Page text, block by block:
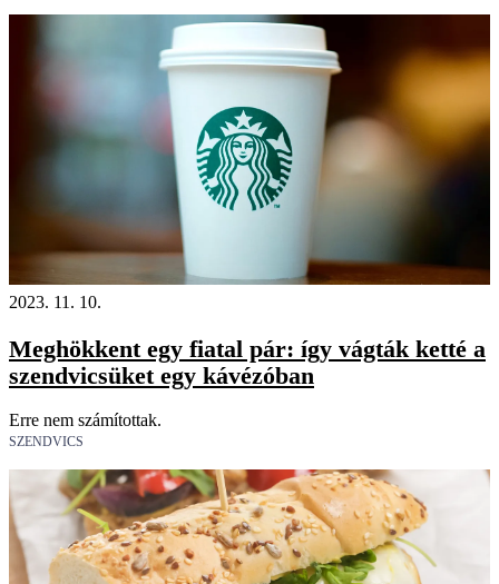
2023. 11. 10.
Meghökkent egy fiatal pár: így vágták ketté a
szendvicsüket egy kávézóban
Erre nem számítottak.
SZENDVICS